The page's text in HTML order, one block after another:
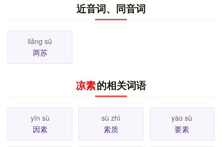
近音词、同音词
liăng sū
两苏
凉素的相关词语
yīn sù
因素
sù zhì
素质
yào sù
要素